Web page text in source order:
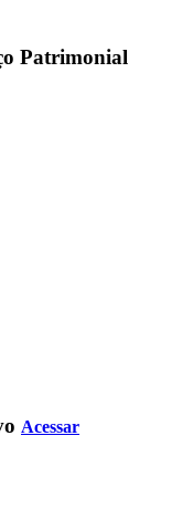
Patrimonial
Acessar